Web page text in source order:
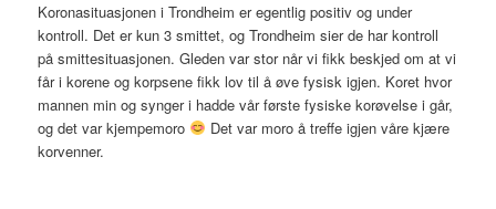
Koronasituasjonen i Trondheim er egentlig positiv og under
kontroll. Det er kun 3 smittet, og Trondheim sier de har kontroll
på smittesituasjonen. Gleden var stor når vi fikk beskjed om at vi
får i korene og korpsene fikk lov til å øve fysisk igjen. Koret hvor
mannen min og synger i hadde vår første fysiske korøvelse i går,
og det var kjempemoro
Det var moro å treffe igjen våre kjære
korvenner.